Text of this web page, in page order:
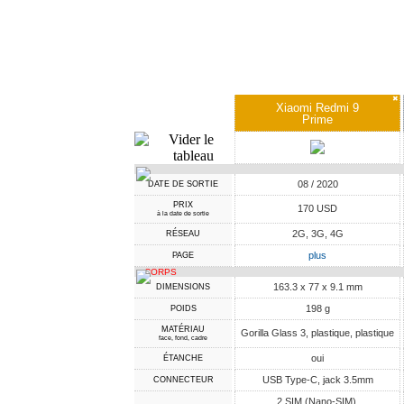
✖
Xiaomi Redmi 9
Prime
DATE DE SORTIE 08 / 2020
PRIX
à la date de sortie 170 USD
RÉSEAU 2G, 3G, 4G
PAGE plus
CORPS
DIMENSIONS 163.3 x 77 x 9.1 mm
POIDS 198 g
MATÉRIAU
face, fond, cadre Gorilla Glass 3, plastique, plastique
ÉTANCHE oui
CONNECTEUR USB Type-C, jack 3.5mm
2 SIM (Nano-SIM),